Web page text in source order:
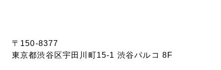
〒150-8377
東京都渋谷区宇田川町15-1 渋谷パルコ 8F